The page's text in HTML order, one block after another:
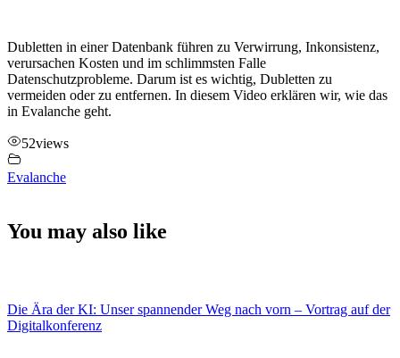
Dubletten in einer Datenbank führen zu Verwirrung, Inkonsistenz,
verursachen Kosten und im schlimmsten Falle
Datenschutzprobleme. Darum ist es wichtig, Dubletten zu
vermeiden oder zu entfernen. In diesem Video erklären wir, wie das
in Evalanche geht.
52views
Evalanche
You may also like
Die Ära der KI: Unser spannender Weg nach vorn – Vortrag auf der
Digitalkonferenz